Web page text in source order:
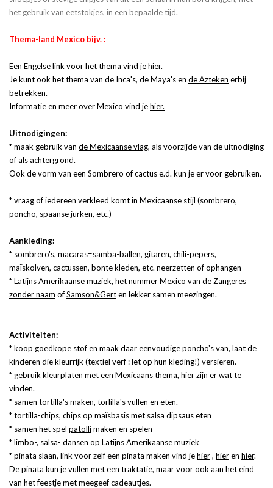
het gebruik van eetstokjes, in een bepaalde tijd.
Thema-land Mexico bijv. :
Een Engelse link voor het thema vind jehier.
Je kunt ook het thema van de Inca's, de Maya's en de Azteken erbij
betrekken.
Informatie en meer over Mexico vind jehier.
Uitnodigingen:
* maak gebruik van de Mexicaanse vlag, als voorzijde van de uitnodiging
of als achtergrond.
Ook de vorm van een Sombrero of cactus e.d. kun je er voor gebruiken.
* vraag of iedereen verkleed komt in Mexicaanse stijl (sombrero,
poncho, spaanse jurken, etc.)
Aankleding:
* sombrero's, macaras=samba-ballen, gitaren, chili-pepers,
maïskolven, cactussen, bonte kleden, etc. neerzetten of ophangen
* Latijns Amerikaanse muziek, het nummer Mexico van de Zangeres
zonder naam ofSamson&Gerten lekker samen meezingen.
Activiteiten:
* koop goedkope stof en maak daareenvoudige poncho'svan, laat de
kinderen die kleurrijk (textiel verf : let op hun kleding!) versieren.
* gebruik kleurplaten met een Mexicaans thema, hierzijn er wat te
vinden.
* samen tortilla'smaken, torlilla's vullen en eten.
* tortilla-chips, chips op maïsbasis met salsa dipsaus eten
* samen het spel patollimaken en spelen
* limbo-, salsa- dansen op Latijns Amerikaanse muziek
* pinata slaan, link voor zelf een pinata maken vind jehier, hieren hier.
De pinata kun je vullen met een traktatie, maar voor ook aan het eind
van het feestje met meegeef cadeautjes.